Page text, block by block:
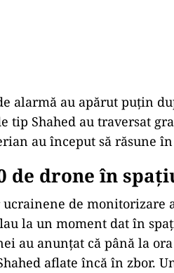
alarmă au apărut puțin
tip Shahed au traversat
au început să răsune
de drone în
de monitorizare
la un moment dat în
au anunțat că până la
aflate încă în zbor.